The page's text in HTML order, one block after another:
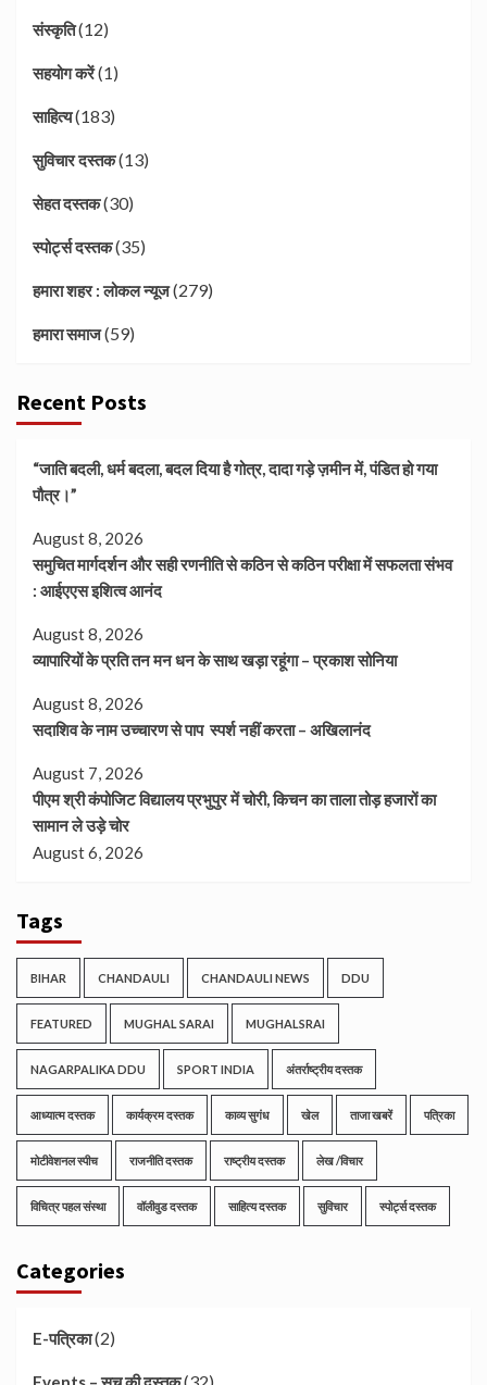
संस्कृति(12)
सहयोग करें(1)
साहित्य(183)
सुविचार दस्तक(13)
सेहत दस्तक(30)
स्पोर्ट्स दस्तक(35)
हमारा शहर : लोकल न्यूज(279)
हमारा समाज(59)
Recent Posts
“जाति बदली, धर्म बदला, बदल दिया है गोत्र, दादा गड़े ज़मीन में, पंडित हो गया
पौत्र।”
August 8, 2026
समुचित मार्गदर्शन और सही रणनीति से कठिन से कठिन परीक्षा में सफलता संभव
: आईएएस इशित्व आनंद
August 8, 2026
व्यापारियों के प्रति तन मन धन के साथ खड़ा रहूंगा – प्रकाश सोनिया
August 8, 2026
सदाशिव के नाम उच्चारण से पाप स्पर्श नहीं करता – अखिलानंद
August 7, 2026
पीएम श्री कंपोजिट विद्यालय प्रभुपुर में चोरी, किचन का ताला तोड़ हजारों का
सामान ले उड़े चोर
August 6, 2026
Tags
BIHAR CHANDAULI CHANDAULI NEWS DDU
FEATURED MUGHAL SARAI MUGHALSRAI
NAGARPALIKA DDU SPORT INDIA अंतर्राष्ट्रीय दस्तक
आध्यात्म दस्तक कार्यक्रम दस्तक काव्य सुगंध खेल ताजा खबरें पत्रिका
मोटीवेशनल स्पीच राजनीति दस्तक राष्ट्रीय दस्तक लेख /विचार
विचित्र पहल संस्था वॉलीवुड दस्तक साहित्य दस्तक सुविचार स्पोर्ट्स दस्तक
Categories
E-पत्रिका(2)